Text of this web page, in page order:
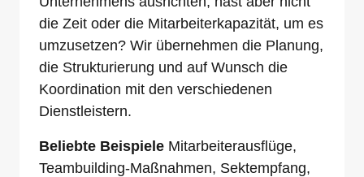
die Zeit oder die Mitarbeiterkapazität, um es
umzusetzen? Wir übernehmen die Planung,
die Strukturierung und auf Wunsch die
Koordination mit den verschiedenen
Dienstleistern.
Beliebte Beispiele Mitarbeiterausflüge,
Teambuilding-Maßnahmen, Sektempfang,